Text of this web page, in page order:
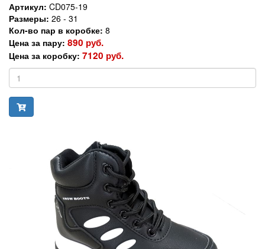
Артикул: CD075-19
Размеры: 26 - 31
Кол-во пар в коробке: 8
Цена за пару: 890 руб.
Цена за коробку: 7120 руб.